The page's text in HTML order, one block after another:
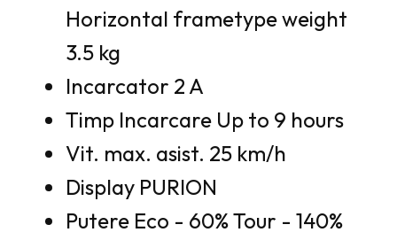
Horizontal frametype weight
3.5 kg
Incarcator 2 A
Timp Incarcare Up to 9 hours
Vit. max. asist. 25 km/h
Display PURION
Putere Eco - 60% Tour - 140%